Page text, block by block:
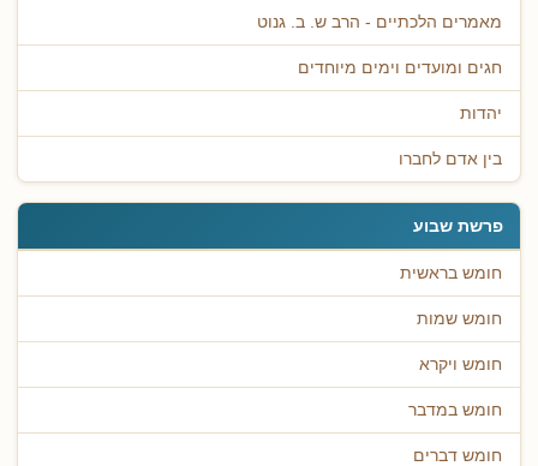
מאמרים הלכתיים - הרב ש. ב. גנוט
חגים ומועדים וימים מיוחדים
יהדות
בין אדם לחברו
פרשת שבוע
חומש בראשית
חומש שמות
חומש ויקרא
חומש במדבר
חומש דברים